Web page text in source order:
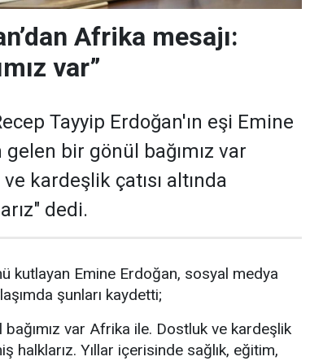
Afrika mesajı:
var”
Tayyip Erdoğan'ın eşi Emine
gelen bir gönül bağımız var
kardeşlik çatısı altında
dedi.
kutlayan Emine Erdoğan, sosyal medya
şunları kaydetti;
var Afrika ile. Dostluk ve kardeşlik
halklarız. Yıllar içerisinde sağlık, eğitim,